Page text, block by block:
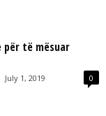
të mësuar
July 1, 2019 0